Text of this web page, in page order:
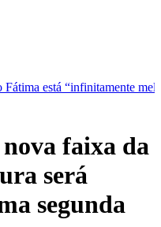
melhor”
TJRN
nova faixa da
será
segunda